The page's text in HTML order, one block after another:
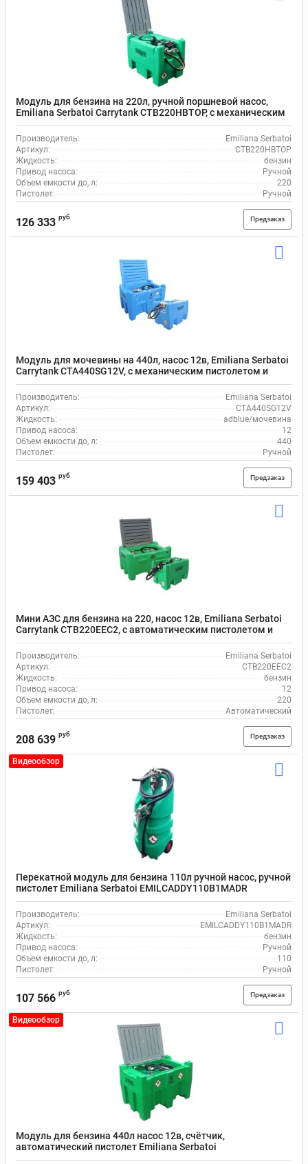
Модуль для бензина на 220л, ручной поршневой насос,
Emiliana Serbatoi Carrytank CTB220HBTOP, с механическим
пистолетом и шлангом на 4 м
Производитель:
Emiliana Serbatoi
Артикул:
CTB220HBTOP
Жидкость:
бензин
Привод насоса:
Ручной
Объем емкости до, л:
220
Пистолет:
Ручной
126 333 руб Предзаказ
Модуль для мочевины на 440л, насос 12в, Emiliana Serbatoi
Carrytank CTA440SG12V, с механическим пистолетом и
шлангом на 4 м
Производитель:
Emiliana Serbatoi
Артикул:
CTA440SG12V
Жидкость:
adblue/мочевина
Привод насоса:
12
Объем емкости до, л:
440
Пистолет:
Ручной
159 403 руб Предзаказ
Мини АЗС для бензина на 220, насос 12в, Emiliana Serbatoi
Carrytank CTB220EEC2, с автоматическим пистолетом и
шлангом на 4 м
Производитель:
Emiliana Serbatoi
Артикул:
CTB220EEC2
Жидкость:
бензин
Привод насоса:
12
Объем емкости до, л:
220
Пистолет:
Автоматический
208 639 руб Предзаказ
Видеообзор
Перекатной модуль для бензина 110л ручной насос, ручной
пистолет Emiliana Serbatoi EMILCADDY110B1MADR
Производитель:
Emiliana Serbatoi
Артикул:
EMILCADDY110B1MADR
Жидкость:
бензин
Привод насоса:
Ручной
Объем емкости до, л:
110
Пистолет:
Ручной
107 566 руб Предзаказ
Видеообзор
Модуль для бензина 440л насос 12в, счётчик,
автоматический пистолет Emiliana Serbatoi
CARRYTANK44015168